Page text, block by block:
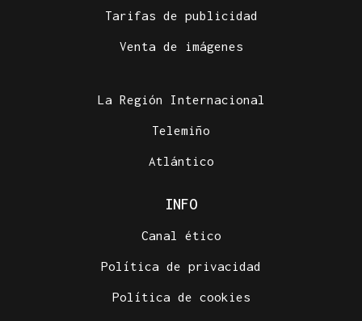
Tarifas de publicidad
Venta de imágenes
La Región Internacional
Telemiño
Atlántico
INFO
Canal ético
Política de privacidad
Política de cookies